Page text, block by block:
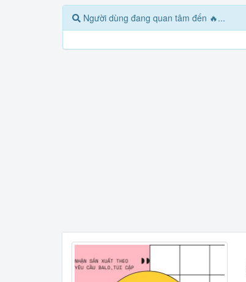
Người dùng đang quan tâm đến 🔥...